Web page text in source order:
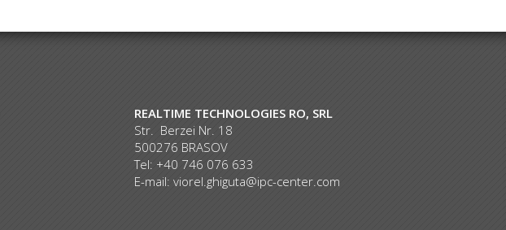
REALTIME TECHNOLOGIES RO, SRL
Str. Berzei Nr. 18
500276 BRASOV
Tel: +40 746 076 633
E-mail: viorel.ghiguta@ipc-center.com